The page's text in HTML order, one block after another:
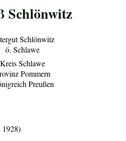
Schlönwitz
Schlönwitz
ö. Schlawe
Kreis Schlawe
Pommern
Preußen
1928)